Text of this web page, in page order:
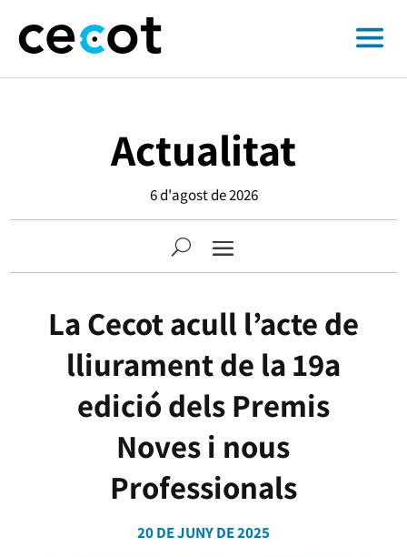
Actualitat
6 d'agost de 2026
La Cecot acull l’acte de
lliurament de la 19a
edició dels Premis
Noves i nous
Professionals
20 DE JUNY DE 2025